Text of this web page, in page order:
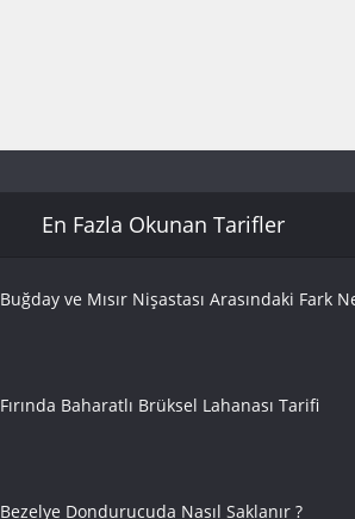
En Fazla Okunan Tarifler
Buğday ve Mısır Nişastası Arasındaki Fark
Fırında Baharatlı Brüksel Lahanası Tarifi
Bezelye Dondurucuda Nasıl Saklanır ?